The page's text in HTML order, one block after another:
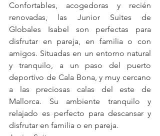
Confortables, acogedoras y recién
renovadas, las Junior Suites de
Globales Isabel son perfectas para
disfrutar en pareja, en familia o con
amigos. Situadas en un entorno natural
y tranquilo, a un paso del puerto
deportivo de Cala Bona, y muy cercano
a las preciosas calas del este de
Mallorca. Su ambiente tranquilo y
relajado es perfecto para descansar y
disfrutar en familia o en pareja.